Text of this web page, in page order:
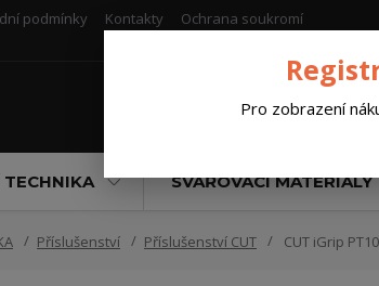
podmínky Kontakty Ochrana soukromí
TECHNIKA SVAŘOVACÍ MATERIÁLY
Příslušenství Příslušenství CUT CUT iGrip
Pro zobrazení